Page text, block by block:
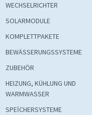
WECHSELRICHTER
SOLARMODULE
KOMPLETTPAKETE
BEWÄSSERUNGSSYSTEME
ZUBEHÖR
HEIZUNG, KÜHLUNG UND
WARMWASSER
SPEİCHERSYSTEME